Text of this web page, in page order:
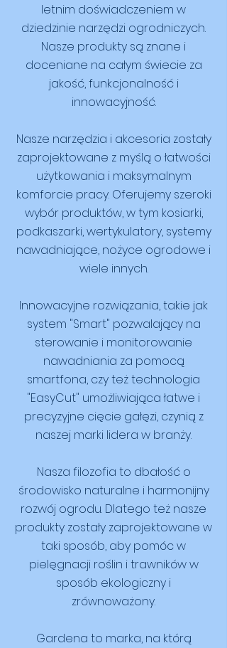
letnim doświadczeniem w
dziedzinie narzędzi ogrodniczych.
Nasze produkty są znane i
doceniane na całym świecie za
jakość, funkcjonalność i
innowacyjność.
Nasze narzędzia i akcesoria zostały
zaprojektowane z myślą o łatwości
użytkowania i maksymalnym
komforcie pracy. Oferujemy szeroki
wybór produktów, w tym kosiarki,
podkaszarki, wertykulatory, systemy
nawadniające, nożyce ogrodowe i
wiele innych.
Innowacyjne rozwiązania, takie jak
system "Smart" pozwalający na
sterowanie i monitorowanie
nawadniania za pomocą
smartfona, czy też technologia
"EasyCut" umożliwiająca łatwe i
precyzyjne cięcie gałęzi, czynią z
naszej marki lidera w branży.
Nasza filozofia to dbałość o
środowisko naturalne i harmonijny
rozwój ogrodu. Dlatego też nasze
produkty zostały zaprojektowane w
taki sposób, aby pomóc w
pielęgnacji roślin i trawników w
sposób ekologiczny i
zrównoważony.
Gardena to marka, na którą